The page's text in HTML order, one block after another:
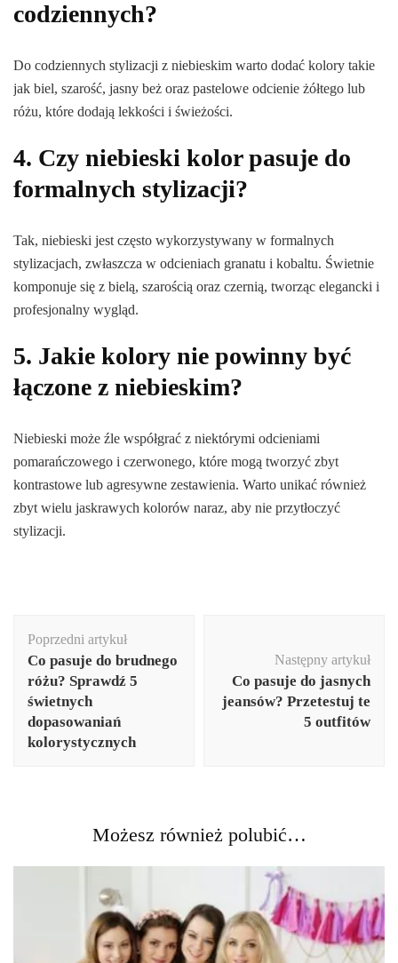
codziennych?
Do codziennych stylizacji z niebieskim warto dodać kolory takie
jak biel, szarość, jasny beż oraz pastelowe odcienie żółtego lub
różu, które dodają lekkości i świeżości.
4. Czy niebieski kolor pasuje do
formalnych stylizacji?
Tak, niebieski jest często wykorzystywany w formalnych
stylizacjach, zwłaszcza w odcieniach granatu i kobaltu. Świetnie
komponuje się z bielą, szarością oraz czernią, tworząc elegancki i
profesjonalny wygląd.
5. Jakie kolory nie powinny być
łączone z niebieskim?
Niebieski może źle współgrać z niektórymi odcieniami
pomarańczowego i czerwonego, które mogą tworzyć zbyt
kontrastowe lub agresywne zestawienia. Warto unikać również
zbyt wielu jaskrawych kolorów naraz, aby nie przytłoczyć
stylizacji.
wpisu
Poprzedni artykuł
Co pasuje do brudnego
różu? Sprawdź 5
świetnych
dopasowaniań
kolorystycznych
Następny artykuł
Co pasuje do jasnych
jeansów? Przetestuj te
5 outfitów
Możesz również polubić…